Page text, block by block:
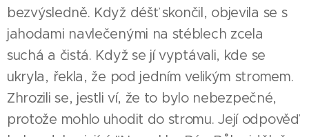
bezvýsledně. Když déšť skončil, objevila se s
jahodami navlečenými na stéblech zcela
suchá a čistá. Když se jí vyptávali, kde se
ukryla, řekla, že pod jedním velikým stromem.
Zhrozili se, jestli ví, že to bylo nebezpečné,
protože mohlo uhodit do stromu. Její odpověď